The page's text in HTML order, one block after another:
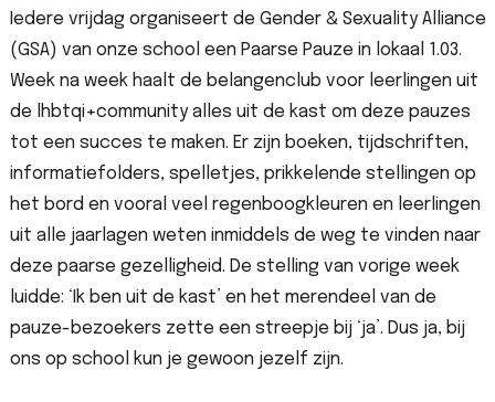
Iedere vrijdag organiseert de Gender & Sexuality Alliance
(GSA) van onze school een Paarse Pauze in lokaal 1.03.
Week na week haalt de belangenclub voor leerlingen uit
de lhbtqi+community alles uit de kast om deze pauzes
tot een succes te maken. Er zijn boeken, tijdschriften,
informatiefolders, spelletjes, prikkelende stellingen op
het bord en vooral veel regenboogkleuren en leerlingen
uit alle jaarlagen weten inmiddels de weg te vinden naar
deze paarse gezelligheid. De stelling van vorige week
luidde: ‘Ik ben uit de kast’ en het merendeel van de
pauze-bezoekers zette een streepje bij ‘ja’. Dus ja, bij
ons op school kun je gewoon jezelf zijn.